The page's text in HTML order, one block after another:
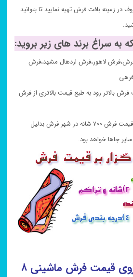
در زمینه بافت فرش تهیه نمایید تا بتوانید
به سراغ برند های زیر بروید:
لاهور،فرش اردهال مشهد،فرش
فرش بالاتر رود به طبع قیمت بالاتری از فرش
و باید گفت که بعنوان مثال قیمت فرش ۷۰۰ شانه در شهر فرش بدلیل
جاها خواهد بود.
عوامل موثر روی قیمت فرش ماشینی ۸